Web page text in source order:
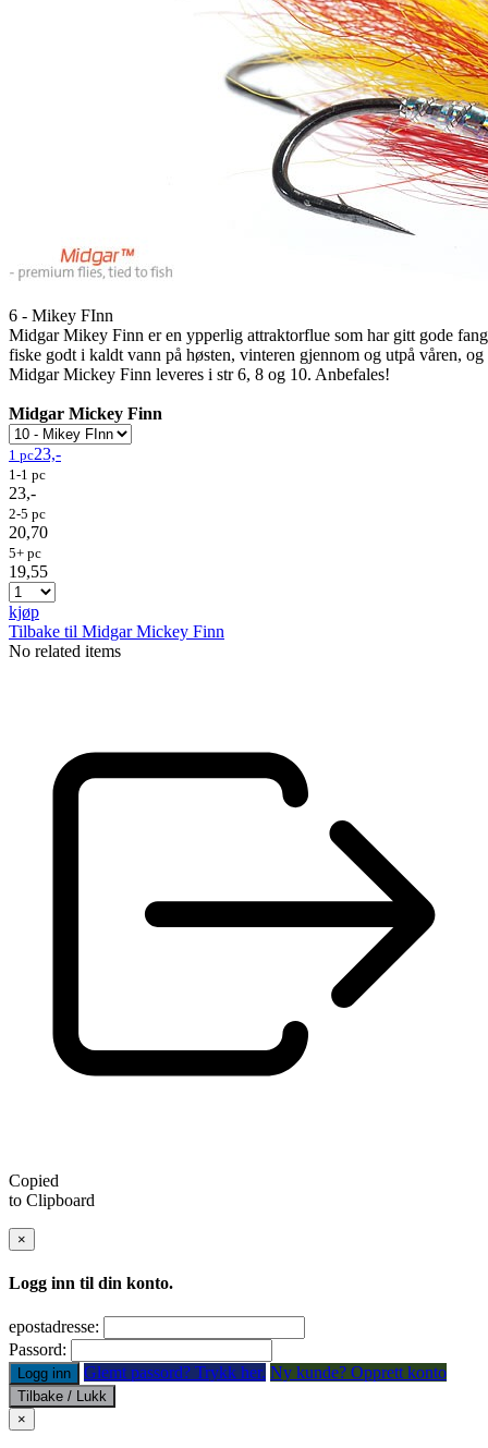
6 - Mikey FInn
Midgar Mikey Finn er en ypperlig attraktorflue som har gitt gode
fiske godt i kaldt vann på høsten, vinteren gjennom og utpå våren,
Midgar Mickey Finn leveres i str 6, 8 og 10. Anbefales!
Midgar Mickey Finn
1 pc23,-
1-1 pc
23,-
2-5 pc
20,70
5+ pc
19,55
kjøp
Tilbake til Midgar Mickey Finn
No related items
Copied
to Clipboard
×
Logg inn til din konto.
epostadresse:
Passord:
Logg inn Glemt passord? Trykk her. Ny kunde? Opprett konto
Tilbake / Lukk
×